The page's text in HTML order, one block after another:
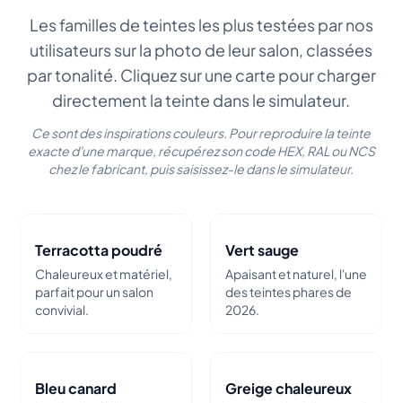
Les familles de teintes les plus testées par nos
utilisateurs sur la photo de leur salon, classées
par tonalité. Cliquez sur une carte pour charger
directement la teinte dans le simulateur.
Ce sont des inspirations couleurs. Pour reproduire la teinte
exacte d'une marque, récupérez son code HEX, RAL ou NCS
chez le fabricant, puis saisissez-le dans le simulateur.
Terracotta poudré
Chaleureux et matériel,
parfait pour un salon
convivial.
Vert sauge
Apaisant et naturel, l'une
des teintes phares de
2026.
Bleu canard Greige chaleureux